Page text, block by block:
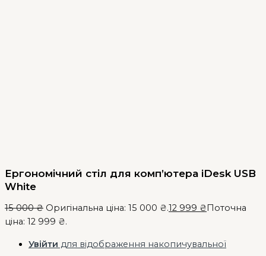
Ергономічний стіл для комп’ютера iDesk USB
White
15 000₴ Оригінальна ціна: 15 000 ₴.12 999 ₴ Поточна
ціна: 12 999 ₴.
Увійти для відображення накопичувальної